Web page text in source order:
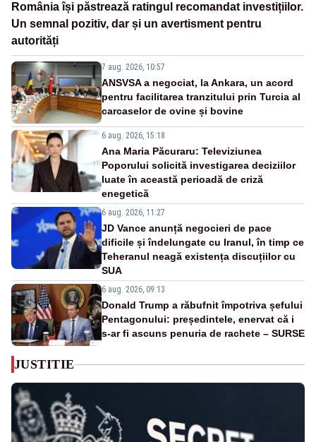
România își păstrează ratingul recomandat investițiilor.
Un semnal pozitiv, dar și un avertisment pentru
autorități
7 aug. 2026, 10:57
ANSVSA a negociat, la Ankara, un acord
pentru facilitarea tranzitului prin Turcia al
carcaselor de ovine și bovine
6 aug. 2026, 15:18
Ana Maria Păcuraru: Televiziunea
Poporului solicită investigarea deciziilor
luate în această perioadă de criză
enegetică
6 aug. 2026, 11:27
JD Vance anunță negocieri de pace
dificile și îndelungate cu Iranul, în timp ce
Teheranul neagă existența discuțiilor cu
SUA
6 aug. 2026, 09:13
Donald Trump a răbufnit împotriva șefului
Pentagonului: președintele, enervat că i
s-ar fi ascuns penuria de rachete – SURSE
JUSTITIE